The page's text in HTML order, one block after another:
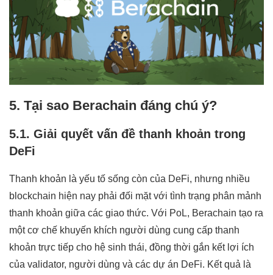
5. Tại sao Berachain đáng chú ý?
5.1. Giải quyết vấn đề thanh khoản trong
DeFi
Thanh khoản là yếu tố sống còn của DeFi, nhưng nhiều
blockchain hiện nay phải đối mặt với tình trạng phân mảnh
thanh khoản giữa các giao thức. Với PoL, Berachain tạo ra
một cơ chế khuyến khích người dùng cung cấp thanh
khoản trực tiếp cho hệ sinh thái, đồng thời gắn kết lợi ích
của validator, người dùng và các dự án DeFi. Kết quả là